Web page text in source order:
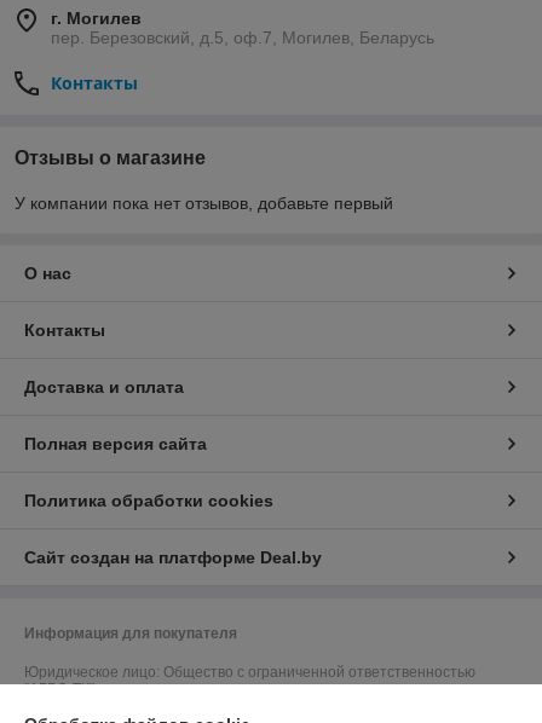
г. Могилев
пер. Березовский, д.5, оф.7, Могилев, Беларусь
Контакты
Отзывы о магазине
У компании пока нет отзывов, добавьте первый
О нас
Контакты
Доставка и оплата
Полная версия сайта
Политика обработки cookies
Сайт создан на платформе Deal.by
Информация для покупателя
Юридическое лицо: Общество с ограниченной ответственностью
"АГРО-ТК"